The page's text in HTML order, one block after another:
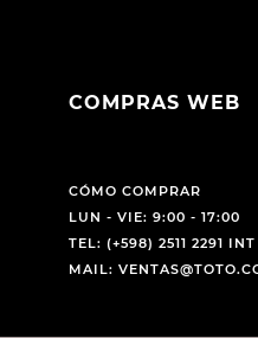
COMPRAS WEB
CÓMO COMPRAR
LUN - VIE: 9:00 - 17:00
TEL: (+598) 2511 2291 INT
MAIL: